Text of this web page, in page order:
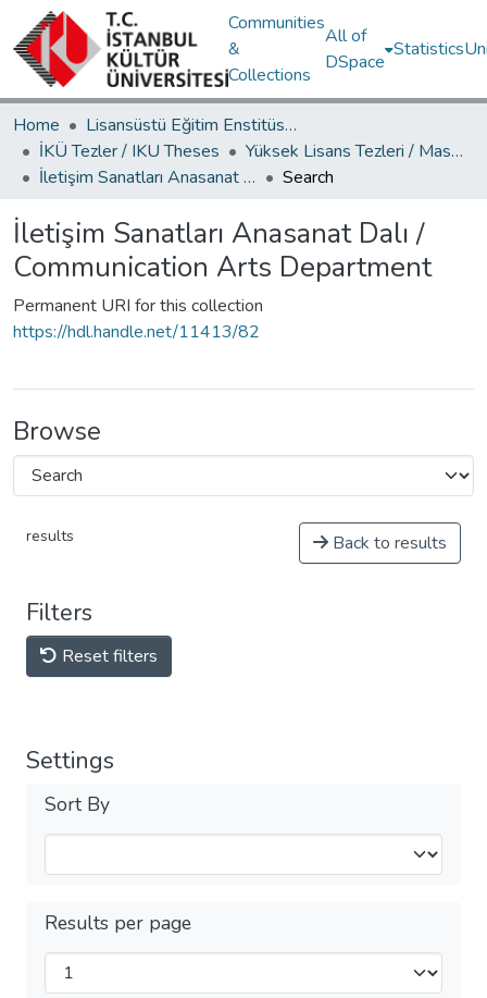
Communities
&
Collections
All of
DSpace
Statistics
Home
Lisansüstü Eğitim Enstitüsü / Postgraduate Education Institute
İKÜ Tezler / IKU Theses
Yüksek Lisans Tezleri / Master's Theses
İletişim Sanatları Anasanat Dalı / Communication Arts Department
Search
İletişim Sanatları Anasanat Dalı /
Communication Arts Department
Permanent URI for this collection
https://hdl.handle.net/11413/82
Browse
results Back to results
Filters
Reset filters
Settings
Sort By
Results per page